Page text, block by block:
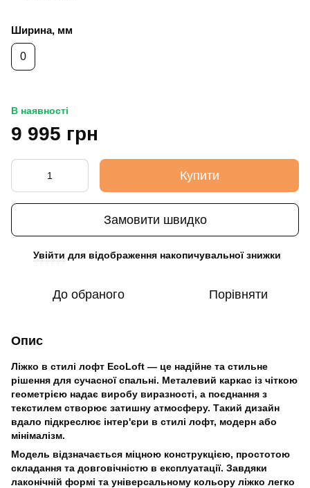
Ширина, мм
0
В наявності
9 995 грн
Купити
Замовити швидко
Увійти для відображення накопичувальної знижки
До обраного Порівняти
Опис
Ліжко в стилі лофт EcoLoft — це надійне та стильне
рішення для сучасної спальні. Металевий каркас із чіткою
геометрією надає виробу виразності, а поєднання з
текстилем створює затишну атмосферу. Такий дизайн
вдало підкреслює інтер'єри в стилі лофт, модерн або
мінімалізм.
Модель відзначається міцною конструкцією, простотою
складання та довговічністю в експлуатації. Завдяки
лаконічній формі та універсальному кольору ліжко легко